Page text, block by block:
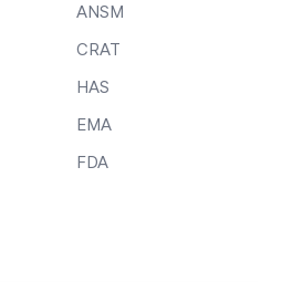
ANSM
CRAT
HAS
EMA
FDA